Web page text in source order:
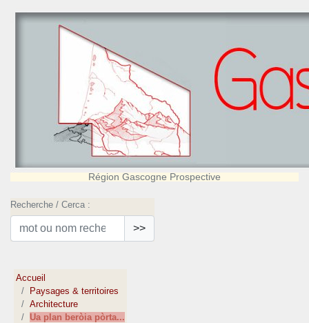
Région Gascogne Prospective
Recherche / Cerca :
>>
Accueil
Paysages & territoires
Architecture
Ua plan beròia pòrta...